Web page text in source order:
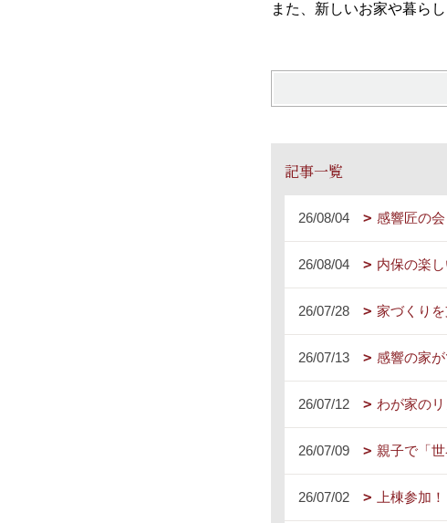
また、新しいお家や暮ら
記事一覧
26/08/04 感響匠の
26/08/04 内保の楽
26/07/28 家づくり
26/07/13 感響の家
26/07/12 わが家の
26/07/09 親子で「
26/07/02 上棟参加